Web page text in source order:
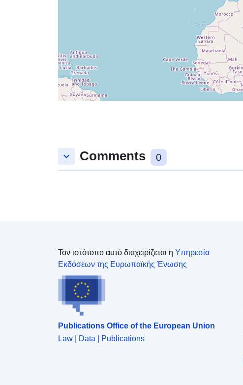
keyboard_arrow_down Comments 0
Τον ιστότοπο αυτό διαχειρίζεται η Υπηρεσία
Εκδόσεων της Ευρωπαϊκής Ένωσης
Publications Office of the European Union
Law | Data | Publications